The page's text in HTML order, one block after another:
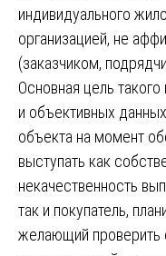
индивидуального
организацией, не
(заказчиком,
Основная цель
и объективных
объекта на момент
выступать как
некачественность
так и покупатель,
желающий проверить